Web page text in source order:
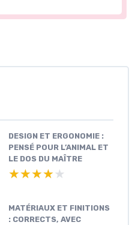
DESIGN ET ERGONOMIE :
PENSÉ POUR L’ANIMAL ET
LE DOS DU MAÎTRE
★★★★★
★★★★★
MATÉRIAUX ET FINITIONS
: CORRECTS, AVEC